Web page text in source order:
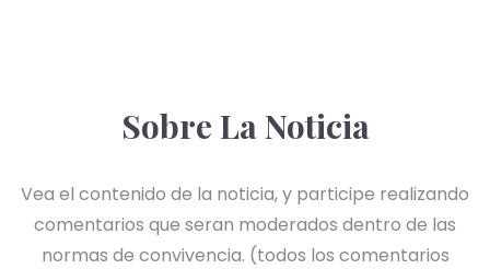
Sobre La Noticia
Vea el contenido de la noticia, y participe realizando
comentarios que seran moderados dentro de las
normas de convivencia. (todos los comentarios